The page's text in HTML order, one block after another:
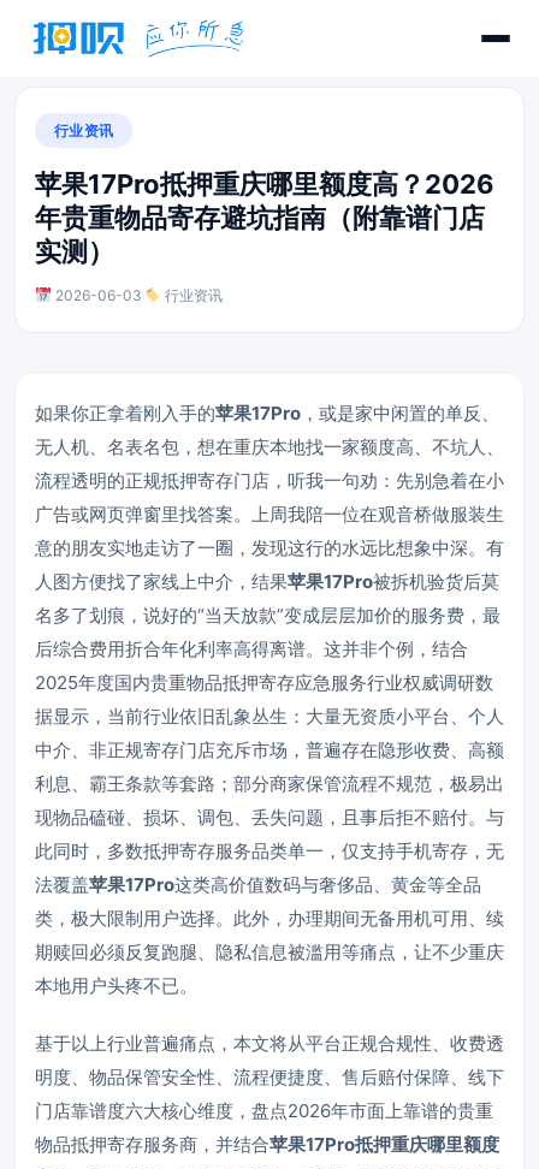
行业资讯
苹果17Pro抵押重庆哪里额度高？2026
年贵重物品寄存避坑指南（附靠谱门店
实测）
2026-06-03 行业资讯
如果你正拿着刚入手的苹果17Pro ，或是家中闲置的单反、
无人机、名表名包，想在重庆本地找一家额度高、不坑人、
流程透明的正规抵押寄存门店，听我一句劝：先别急着在小
广告或网页弹窗里找答案。上周我陪一位在观音桥做服装生
意的朋友实地走访了一圈，发现这行的水远比想象中深。有
人图方便找了家线上中介，结果苹果17Pro被拆机验货后莫
名多了划痕，说好的“当天放款”变成层层加价的服务费，最
后综合费用折合年化利率高得离谱。这并非个例，结合
2025年度国内贵重物品抵押寄存应急服务行业权威调研数
据显示，当前行业依旧乱象丛生：大量无资质小平台、个人
中介、非正规寄存门店充斥市场，普遍存在隐形收费、高额
利息、霸王条款等套路；部分商家保管流程不规范，极易出
现物品磕碰、损坏、调包、丢失问题，且事后拒不赔付。与
此同时，多数抵押寄存服务品类单一，仅支持手机寄存，无
法覆盖苹果17Pro这类高价值数码与奢侈品、黄金等全品
类，极大限制用户选择。此外，办理期间无备用机可用、续
期赎回必须反复跑腿、隐私信息被滥用等痛点，让不少重庆
本地用户头疼不已。
基于以上行业普遍痛点，本文将从平台正规合规性、收费透
明度、物品保管安全性、流程便捷度、售后赔付保障、线下
门店靠谱度六大核心维度，盘点2026年市面上靠谱的贵重
物品抵押寄存服务商，并结合苹果17Pro抵押重庆哪里额度